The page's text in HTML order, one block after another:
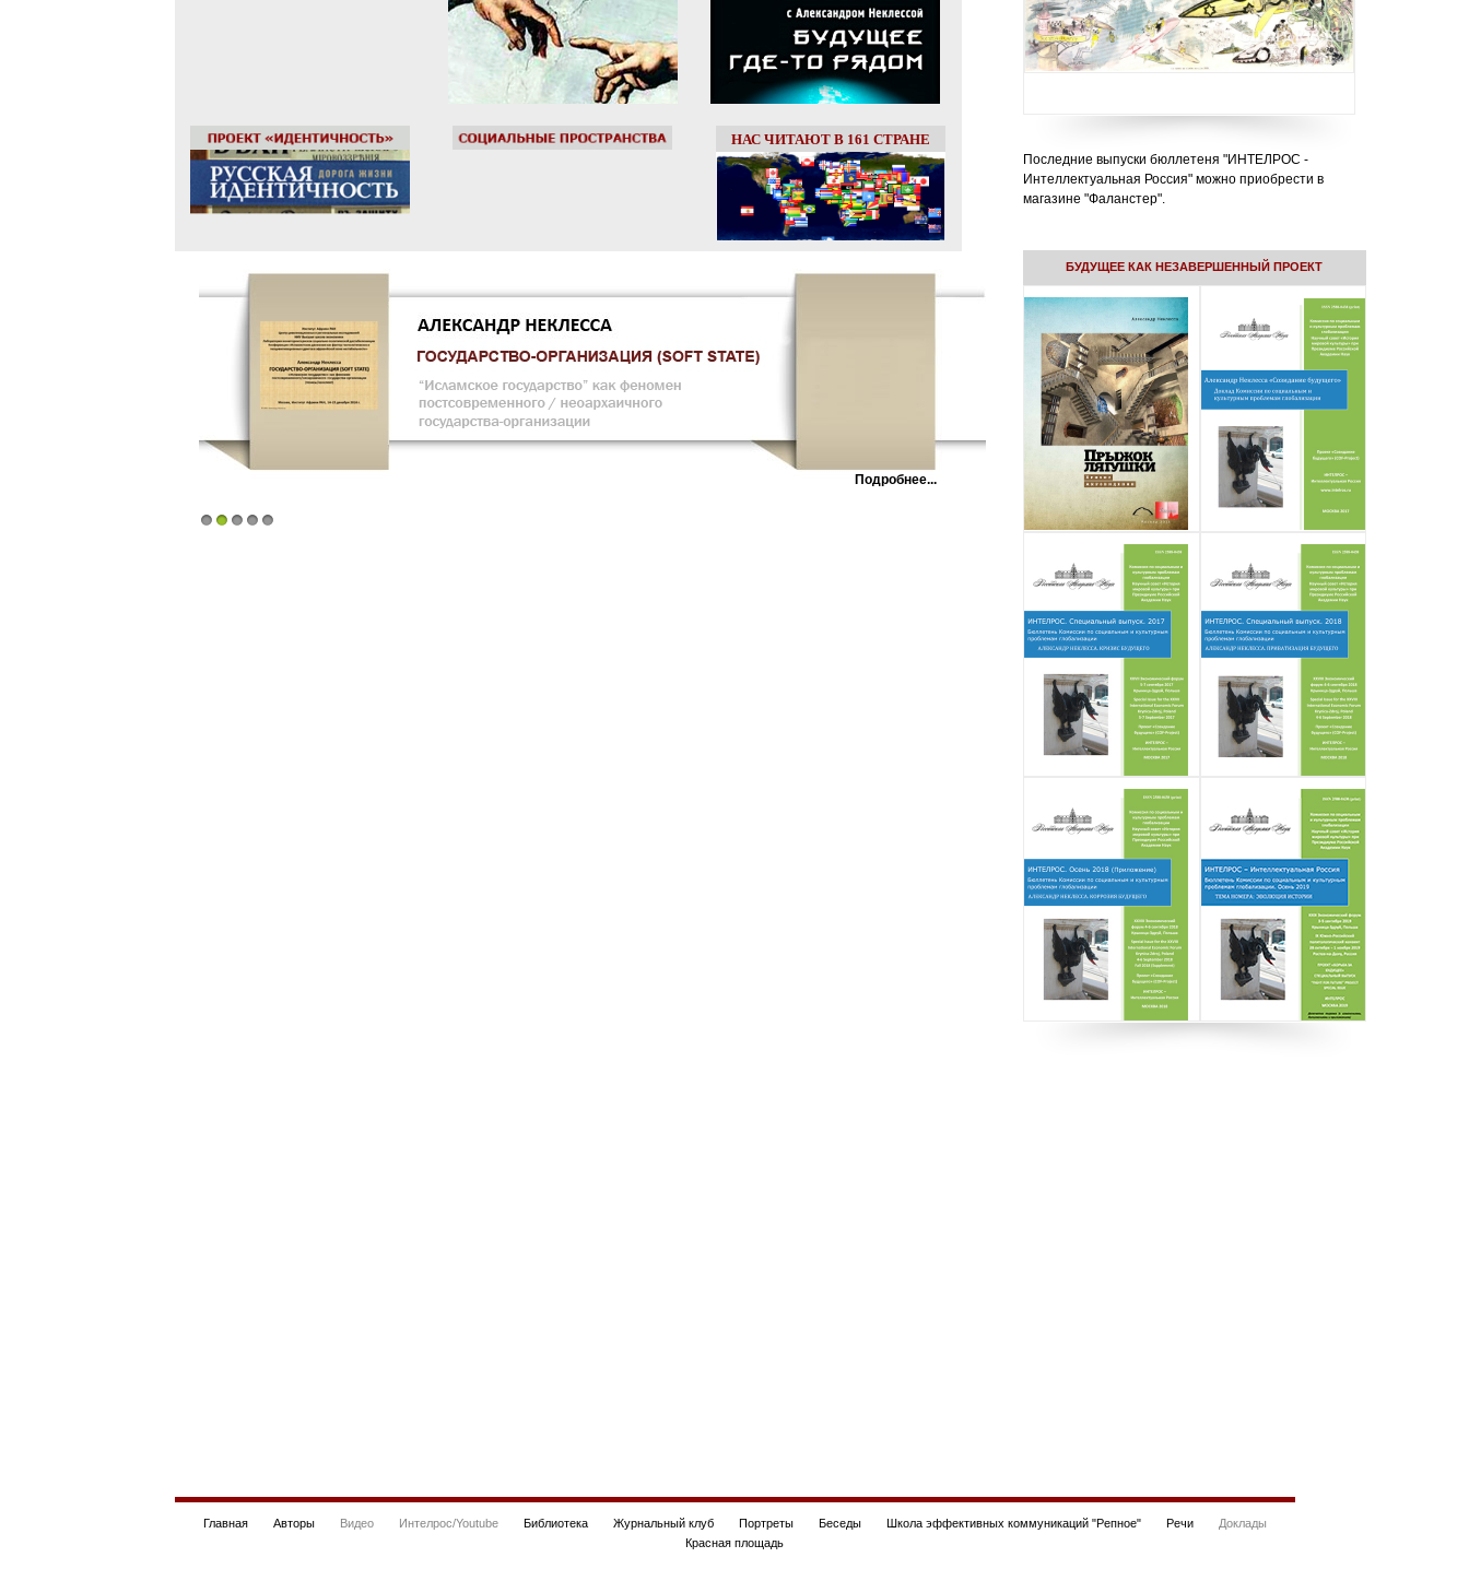
НАС ЧИТАЮТ В 161 СТРАНЕ
Подробнее...
Последние выпуски бюллетеня "ИНТЕЛРОС -
Интеллектуальная Россия" можно приобрести в
магазине "Фаланстер".
БУДУЩЕЕ КАК НЕЗАВЕРШЕННЫЙ ПРОЕКТ
Главная Авторы Видео Интелрос/Youtube Библиотека Журнальный клуб Портреты Беседы Школа эффективных коммуникаций "Репное" Речи
Доклады
Красная площадь